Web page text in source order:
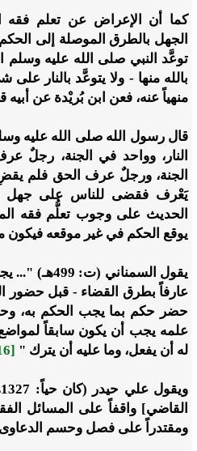
كما أن الإعراض عن تعلم فقه
الجهل بالطرق الموصلة إلى
توعَّد النبي صلى الله عليه وسلم
بالله منها - ولا يتوعَّد بالنار
منهياً عنه، فعن ابن بُريْدة عن أبيه
قال رسول الله صلى الله عليه
النار، وواحد في الجنة،
الجنة، ورجلٌ عرف الحق فلم
يَعْرف فقضى للناس على جهل
الحديث على وجوب تعلُّم فقه
يوقع الحكم في غير موقعه
يقول
عارفاً بطرق القضاء - قبل حضور
حضر حكم بما يجب الحكم به،
علمه يجب أن يكون سابقاً لمواضع
له أن يفعل، وما عليه أن يترك " [16]
القاضي] واقفاً على المسائل
ومقتدراً على فصل وحسم الدعاوى